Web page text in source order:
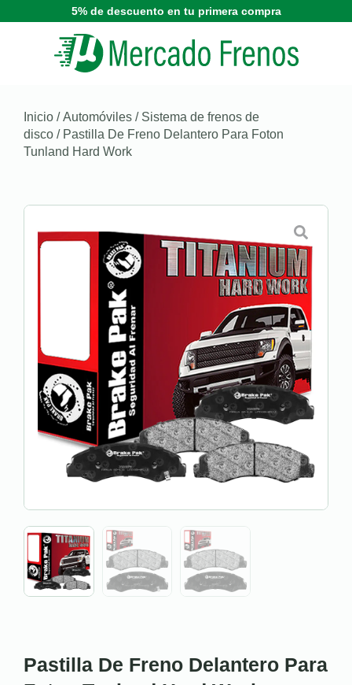
5% de descuento en tu primera compra
Inicio /Automóviles / Sistema de frenos de
disco / Pastilla De Freno Delantero Para Foton
Tunland Hard Work
Pastilla De Freno Delantero Para